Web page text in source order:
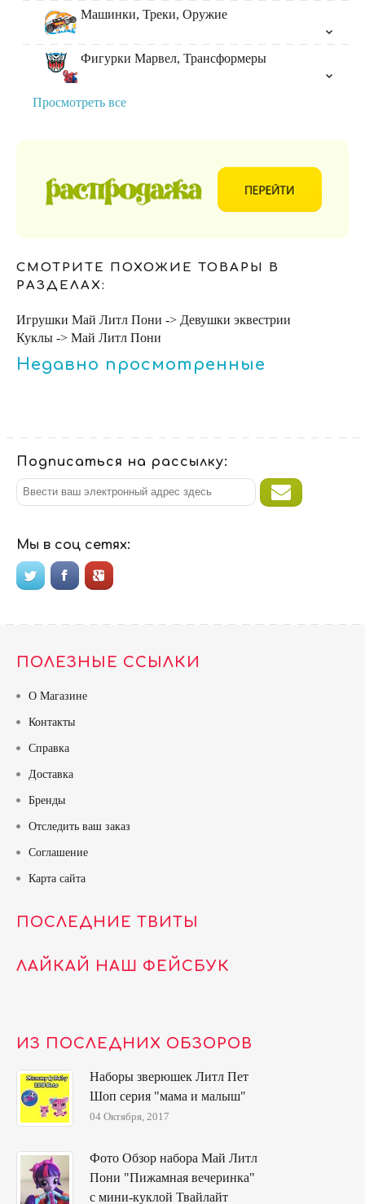
Машинки, Треки, Оружие
Фигурки Марвел, Трансформеры
Просмотреть все
СМОТРИТЕ ПОХОЖИЕ ТОВАРЫ В
РАЗДЕЛАХ:
Игрушки Май Литл Пони -> Девушки эквестрии
Куклы -> Май Литл Пони
Недавно просмотренные
Подписаться на рассылку:
Мы в соц сетях:
ПОЛЕЗНЫЕ ССЫЛКИ
О Магазине
Контакты
Справка
Доставка
Бренды
Отследить ваш заказ
Соглашение
Карта сайта
ПОСЛЕДНИЕ ТВИТЫ
ЛАЙКАЙ НАШ ФЕЙСБУК
ИЗ ПОСЛЕДНИХ ОБЗОРОВ
Наборы зверюшек Литл Пет
Шоп серия "мама и малыш"
04 Октября, 2017
Фото Обзор набора Май Литл
Пони "Пижамная вечеринка"
с мини-куклой Твайлайт